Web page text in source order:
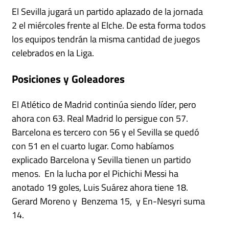
El Sevilla jugará un partido aplazado de la jornada
2 el miércoles frente al Elche. De esta forma todos
los equipos tendrán la misma cantidad de juegos
celebrados en la Liga.
Posiciones y Goleadores
El Atlético de Madrid continúa siendo líder, pero
ahora con 63. Real Madrid lo persigue con 57.
Barcelona es tercero con 56 y el Sevilla se quedó
con 51 en el cuarto lugar. Como habíamos
explicado Barcelona y Sevilla tienen un partido
menos. En la lucha por el Pichichi Messi ha
anotado 19 goles, Luis Suárez ahora tiene 18.
Gerard Moreno y Benzema 15, y En-Nesyri suma
14.